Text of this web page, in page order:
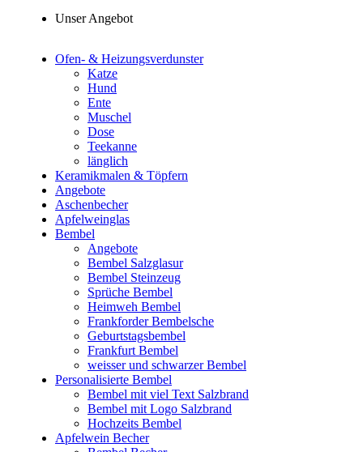
Unser Angebot
Ofen- & Heizungsverdunster
Katze
Hund
Ente
Muschel
Dose
Teekanne
länglich
Keramikmalen & Töpfern
Angebote
Aschenbecher
Apfelweinglas
Bembel
Angebote
Bembel Salzglasur
Bembel Steinzeug
Sprüche Bembel
Heimweh Bembel
Frankforder Bembelsche
Geburtstagsbembel
Frankfurt Bembel
weisser und schwarzer Bembel
Personalisierte Bembel
Bembel mit viel Text Salzbrand
Bembel mit Logo Salzbrand
Hochzeits Bembel
Apfelwein Becher